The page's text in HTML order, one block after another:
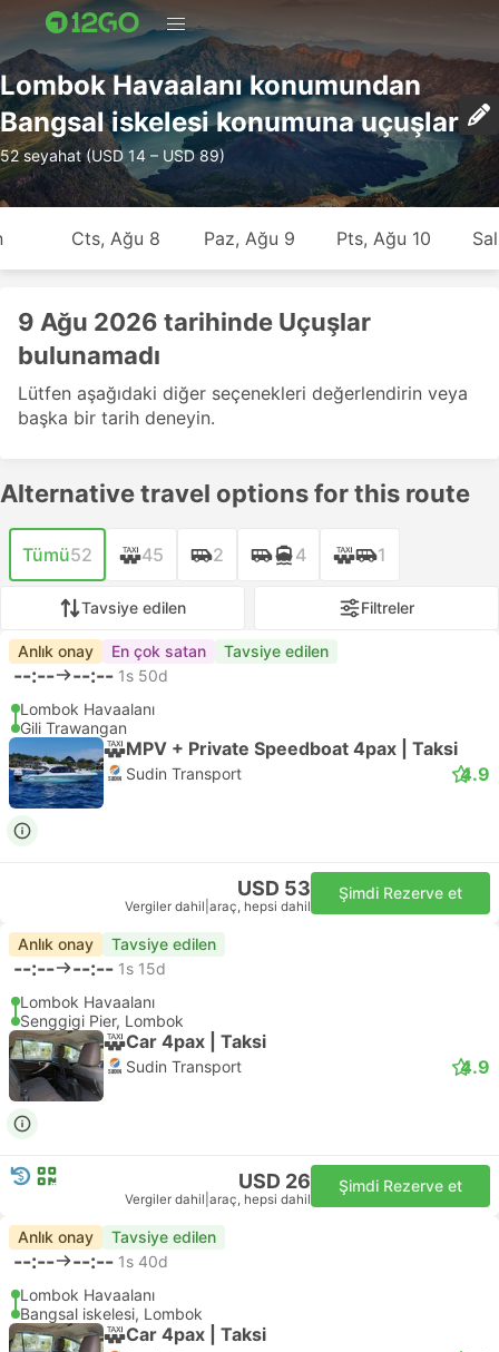
Lombok Havaalanı konumundan
Bangsal iskelesi konumuna uçuşlar
52 seyahat (USD 14 – USD 89)
Cts, Ağu 8 Paz, Ağu 9 Pts, Ağu 10
9 Ağu 2026 tarihinde Uçuşlar
bulunamadı
Lütfen aşağıdaki diğer seçenekleri değerlendirin veya
başka bir tarih deneyin.
Alternative travel options for this route
Tümü52 45 2 4 1
Tavsiye edilen Filtreler
Anlık onay En çok satan Tavsiye edilen
--:-- --:-- 1s 50d
Lombok Havaalanı
Gili Trawangan
MPV + Private Speedboat 4pax | Taksi
Sudin Transport 4.9
USD 53
Vergiler dahil araç, hepsi dahil
Şimdi Rezerve et
Anlık onay Tavsiye edilen
--:-- --:-- 1s 15d
Lombok Havaalanı
Senggigi Pier, Lombok
Car 4pax | Taksi
Sudin Transport 4.9
USD 26
Vergiler dahil araç, hepsi dahil
Şimdi Rezerve et
Anlık onay Tavsiye edilen
--:-- --:-- 1s 40d
Lombok Havaalanı
Bangsal iskelesi, Lombok
Car 4pax | Taksi